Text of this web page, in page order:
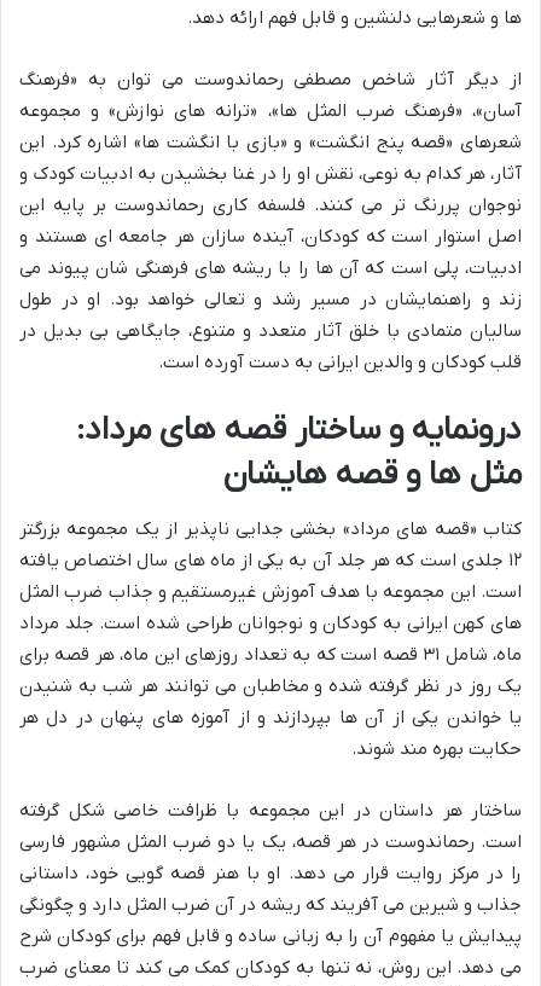
ها و شعرهایی دلنشین و قابل فهم ارائه دهد.
از دیگر آثار شاخص مصطفی رحماندوست می توان به «فرهنگ
آسان»، «فرهنگ ضرب المثل ها»، «ترانه های نوازش» و مجموعه
شعرهای «قصه پنج انگشت» و «بازی با انگشت ها» اشاره کرد. این
آثار، هر کدام به نوعی، نقش او را در غنا بخشیدن به ادبیات کودک و
نوجوان پررنگ تر می کنند. فلسفه کاری رحماندوست بر پایه این
اصل استوار است که کودکان، آینده سازان هر جامعه ای هستند و
ادبیات، پلی است که آن ها را با ریشه های فرهنگی شان پیوند می
زند و راهنمایشان در مسیر رشد و تعالی خواهد بود. او در طول
سالیان متمادی با خلق آثار متعدد و متنوع، جایگاهی بی بدیل در
قلب کودکان و والدین ایرانی به دست آورده است.
درونمایه و ساختار قصه های مرداد:
مثل ها و قصه هایشان
کتاب «قصه های مرداد» بخشی جدایی ناپذیر از یک مجموعه بزرگتر
۱۲ جلدی است که هر جلد آن به یکی از ماه های سال اختصاص یافته
است. این مجموعه با هدف آموزش غیرمستقیم و جذاب ضرب المثل
های کهن ایرانی به کودکان و نوجوانان طراحی شده است. جلد مرداد
ماه، شامل ۳۱ قصه است که به تعداد روزهای این ماه، هر قصه برای
یک روز در نظر گرفته شده و مخاطبان می توانند هر شب به شنیدن
یا خواندن یکی از آن ها بپردازند و از آموزه های پنهان در دل هر
حکایت بهره مند شوند.
ساختار هر داستان در این مجموعه با ظرافت خاصی شکل گرفته
است. رحماندوست در هر قصه، یک یا دو ضرب المثل مشهور فارسی
را در مرکز روایت قرار می دهد. او با هنر قصه گویی خود، داستانی
جذاب و شیرین می آفریند که ریشه در آن ضرب المثل دارد و چگونگی
پیدایش یا مفهوم آن را به زبانی ساده و قابل فهم برای کودکان شرح
می دهد. این روش، نه تنها به کودکان کمک می کند تا معنای ضرب